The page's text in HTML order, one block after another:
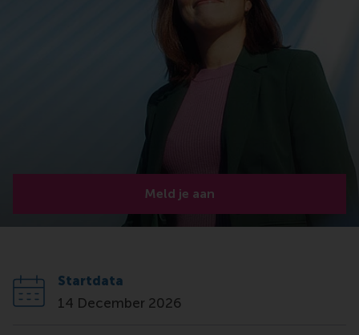
Meld je aan
Startdata
14 December 2026